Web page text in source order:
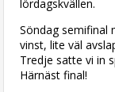
lördagskvällen.
Söndag semifinal
vinst, lite väl
Tredje satte vi in
Härnäst final!